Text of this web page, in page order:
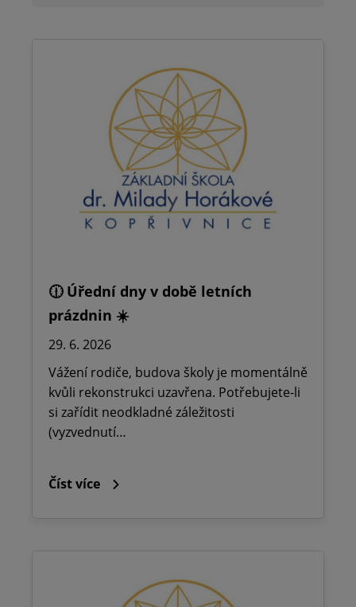
🕧 Úřední dny v době letních
prázdnin ☀️
29. 6. 2026
Vážení rodiče, budova školy je momentálně
kvůli rekonstrukci uzavřena. Potřebujete-li
si zařídit neodkladné záležitosti
(vyzvednutí…
Číst více